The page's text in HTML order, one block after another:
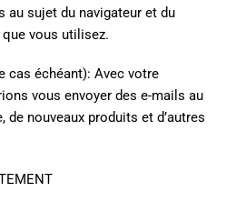
au sujet du navigateur et du
vous utilisez.
cas échéant): Avec votre
vous envoyer des e-mails au
nouveaux produits et d’autres